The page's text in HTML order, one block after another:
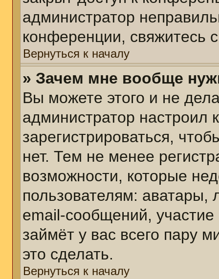
администратор
конференции, свяжитесь
Вернуться к началу
» Зачем мне вообще
Вы можете этого и не
администратор
зарегистрироваться,
нет. Тем не менее
возможности, которые
пользователям: аватары,
email-сообщений, участие
займёт у вас всего пару
это сделать.
Вернуться к началу